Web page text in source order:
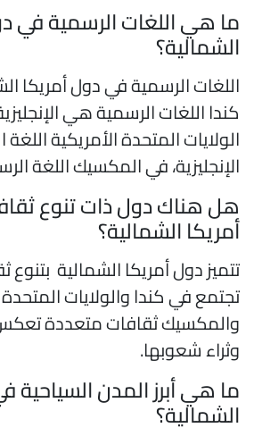
هي اللغات الرسمية في
الرسمية في دول أمريكا
اللغات الرسمية هي الإنجليزية
المتحدة الأمريكية اللغة
في المكسيك اللغة
هناك دول ذات تنوع
الشمالية؟
دول أمريكا الشمالية بتنوع
في كندا والولايات المتحدة
ثقافات متعددة تعكس
شعوبها.
هي أبرز المدن السياحية في